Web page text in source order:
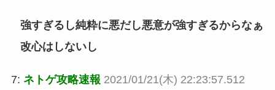
強すぎるし純粋に悪だし悪意が強すぎるからなぁ
改心はしないし
7: ネトゲ攻略速報 2021/01/21(木) 22:23:57.512